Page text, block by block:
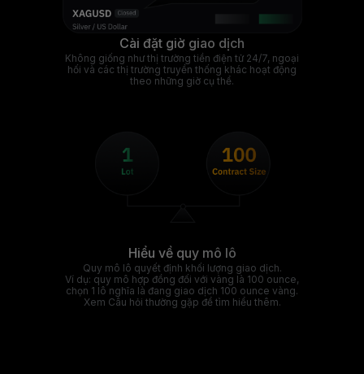
Cài đặt giờ giao dịch
Không giống như thị trường tiền điện tử 24/7, ngoại
hối và các thị trường truyền thống khác hoạt động
theo những giờ cụ thể.
Hiểu về quy mô lô
Quy mô lô quyết định khối lượng giao dịch.
Ví dụ: quy mô hợp đồng đối với vàng là 100 ounce,
chọn 1 lô nghĩa là đang giao dịch 100 ounce vàng.
Xem Câu hỏi thường gặp để tìm hiểu thêm.